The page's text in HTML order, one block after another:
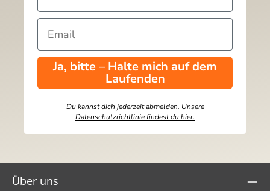
Ja, bitte – Halte mich auf dem
Laufenden
Du kannst dich jederzeit abmelden. Unsere
Datenschutzrichtlinie findest du hier.
Über uns